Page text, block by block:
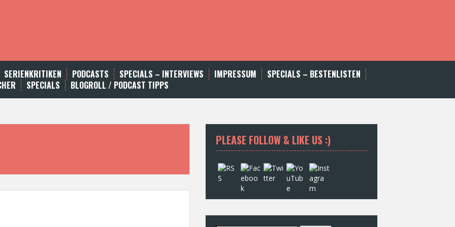
SERIENKRITIKEN PODCASTS SPECIALS – INTERVIEWS IMPRESSUM
SPECIALS – BESTENLISTEN
SPECIALS BLOGROLL / PODCAST TIPPS
PLEASE FOLLOW & LIKE US :)